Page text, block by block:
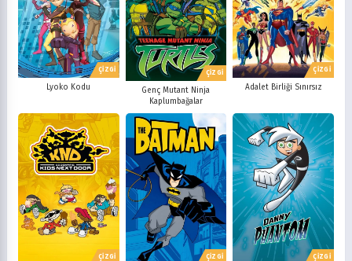
ÇİZGİ
Lyoko Kodu
ÇİZGİ
Genç Mutant Ninja
Kaplumbağalar
ÇİZGİ
Adalet Birliği Sınırsız
ÇİZGİ ÇİZGİ ÇİZGİ